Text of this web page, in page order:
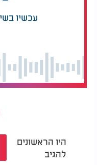
עכשיו
היו הראשונים
להגיב